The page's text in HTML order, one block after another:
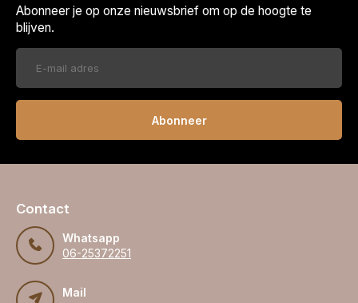
Abonneer je op onze nieuwsbrief om op de hoogte te
blijven.
Abonneer
Contact
Whatsapp
06-25372251
Mail